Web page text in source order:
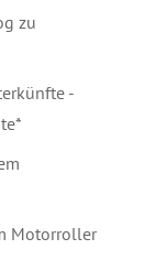
zu
-
Motorroller